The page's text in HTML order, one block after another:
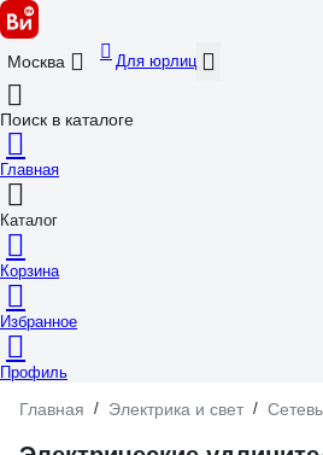
Москва Для юрлиц
Поиск в каталоге
Главная
Каталог
Корзина
Избранное
Профиль
Главная / Электрика и свет /